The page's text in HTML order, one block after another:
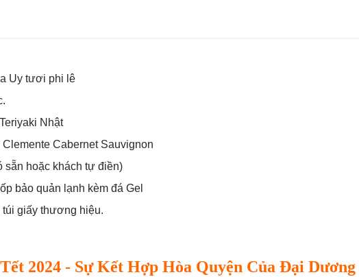
Uy tươi phi lê
Nhật
Cabernet Sauvignon
sẵn hoặc khách tự điền)
bảo quản lạnh kèm đá Gel
giấy thương hiệu.
2024 - Sự Kết Hợp Hòa Quyện Của Đại Dương